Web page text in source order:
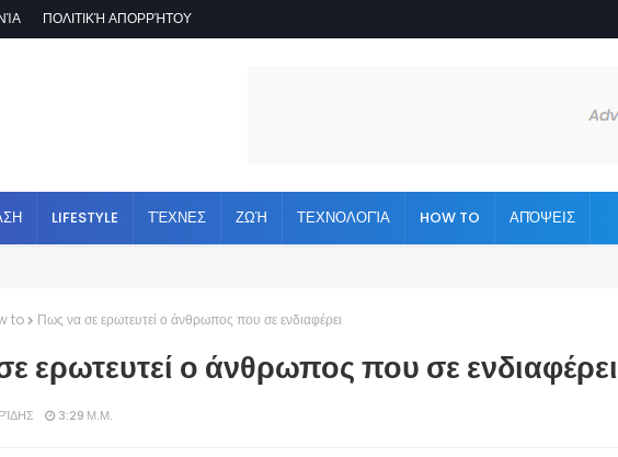
ΠΟΛΙΤΙΚΉ ΑΠΟΡΡΉΤΟΥ
LIFESTYLE ΤΈΧΝΕΣ ΖΩΉ ΤΕΧΝΟΛΟΓΊΑ HOW TO ΑΠΌΨΕΙΣ
to Πως να σε ερωτευτεί ο άνθρωπος που σε ενδιαφέρει
ερωτευτεί ο άνθρωπος που σε ενδιαφέρει
3:29 Μ.Μ.